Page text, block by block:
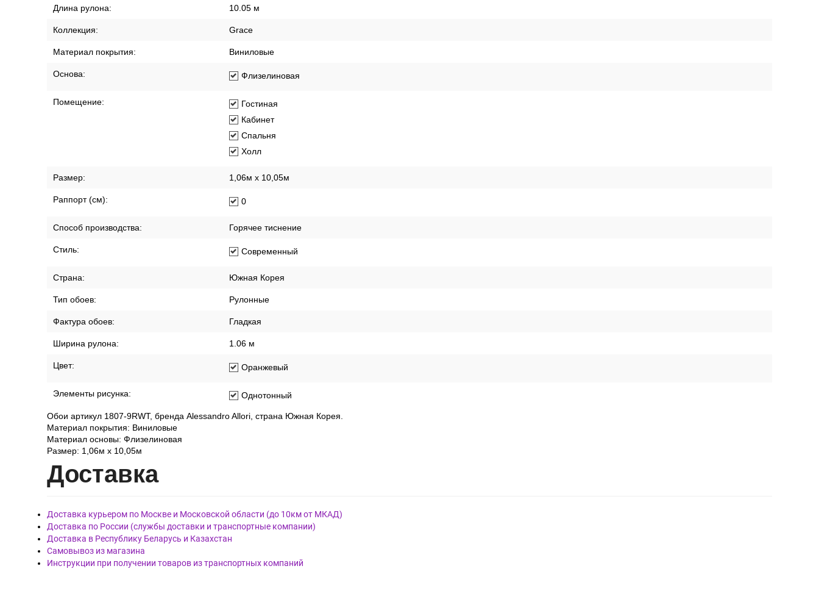
Длина рулона: 10.05 м
Коллекция: Grace
Материал покрытия: Виниловые
Основа: Флизелиновая
Помещение:
Гостиная
Кабинет
Спальня
Холл
Размер: 1,06м х 10,05м
Раппорт (см): 0
Способ производства: Горячее тиснение
Стиль: Современный
Страна: Южная Корея
Тип обоев: Рулонные
Фактура обоев: Гладкая
Ширина рулона: 1.06 м
Цвет: Оранжевый
Элементы рисунка: Однотонный
Обои артикул 1807-9RWT, бренда Alessandro Allori, страна Южная Корея.
Материал покрытия: Виниловые
Материал основы: Флизелиновая
Размер: 1,06м х 10,05м
Доставка
Доставка курьером по Москве и Московской области (до 10км от МКАД)
Доставка по России (службы доставки и транспортные компании)
Доставка в Республику Беларусь и Казахстан
Самовывоз из магазина
Инструкции при получении товаров из транспортных компаний